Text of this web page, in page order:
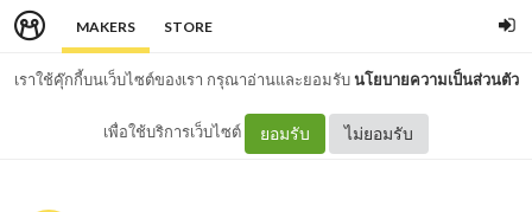
MAKERS STORE
เราใช้คุ๊กกี้บนเว็บไซต์ของเรา กรุณาอ่านและยอมรับนโยบายความเป็นส่วนตัว
เพื่อใช้บริการเว็บไซต์ ยอมรับ ไม่ยอมรับ